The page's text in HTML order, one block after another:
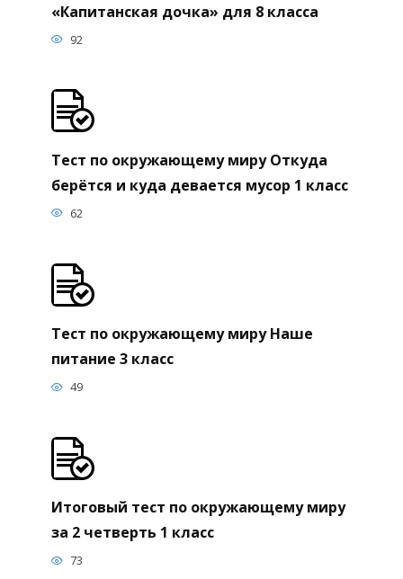
«Капитанская дочка» для 8 класса
92
Тест по окружающему миру Откуда
берётся и куда девается мусор 1 класс
62
Тест по окружающему миру Наше
питание 3 класс
49
Итоговый тест по окружающему миру
за 2 четверть 1 класс
73